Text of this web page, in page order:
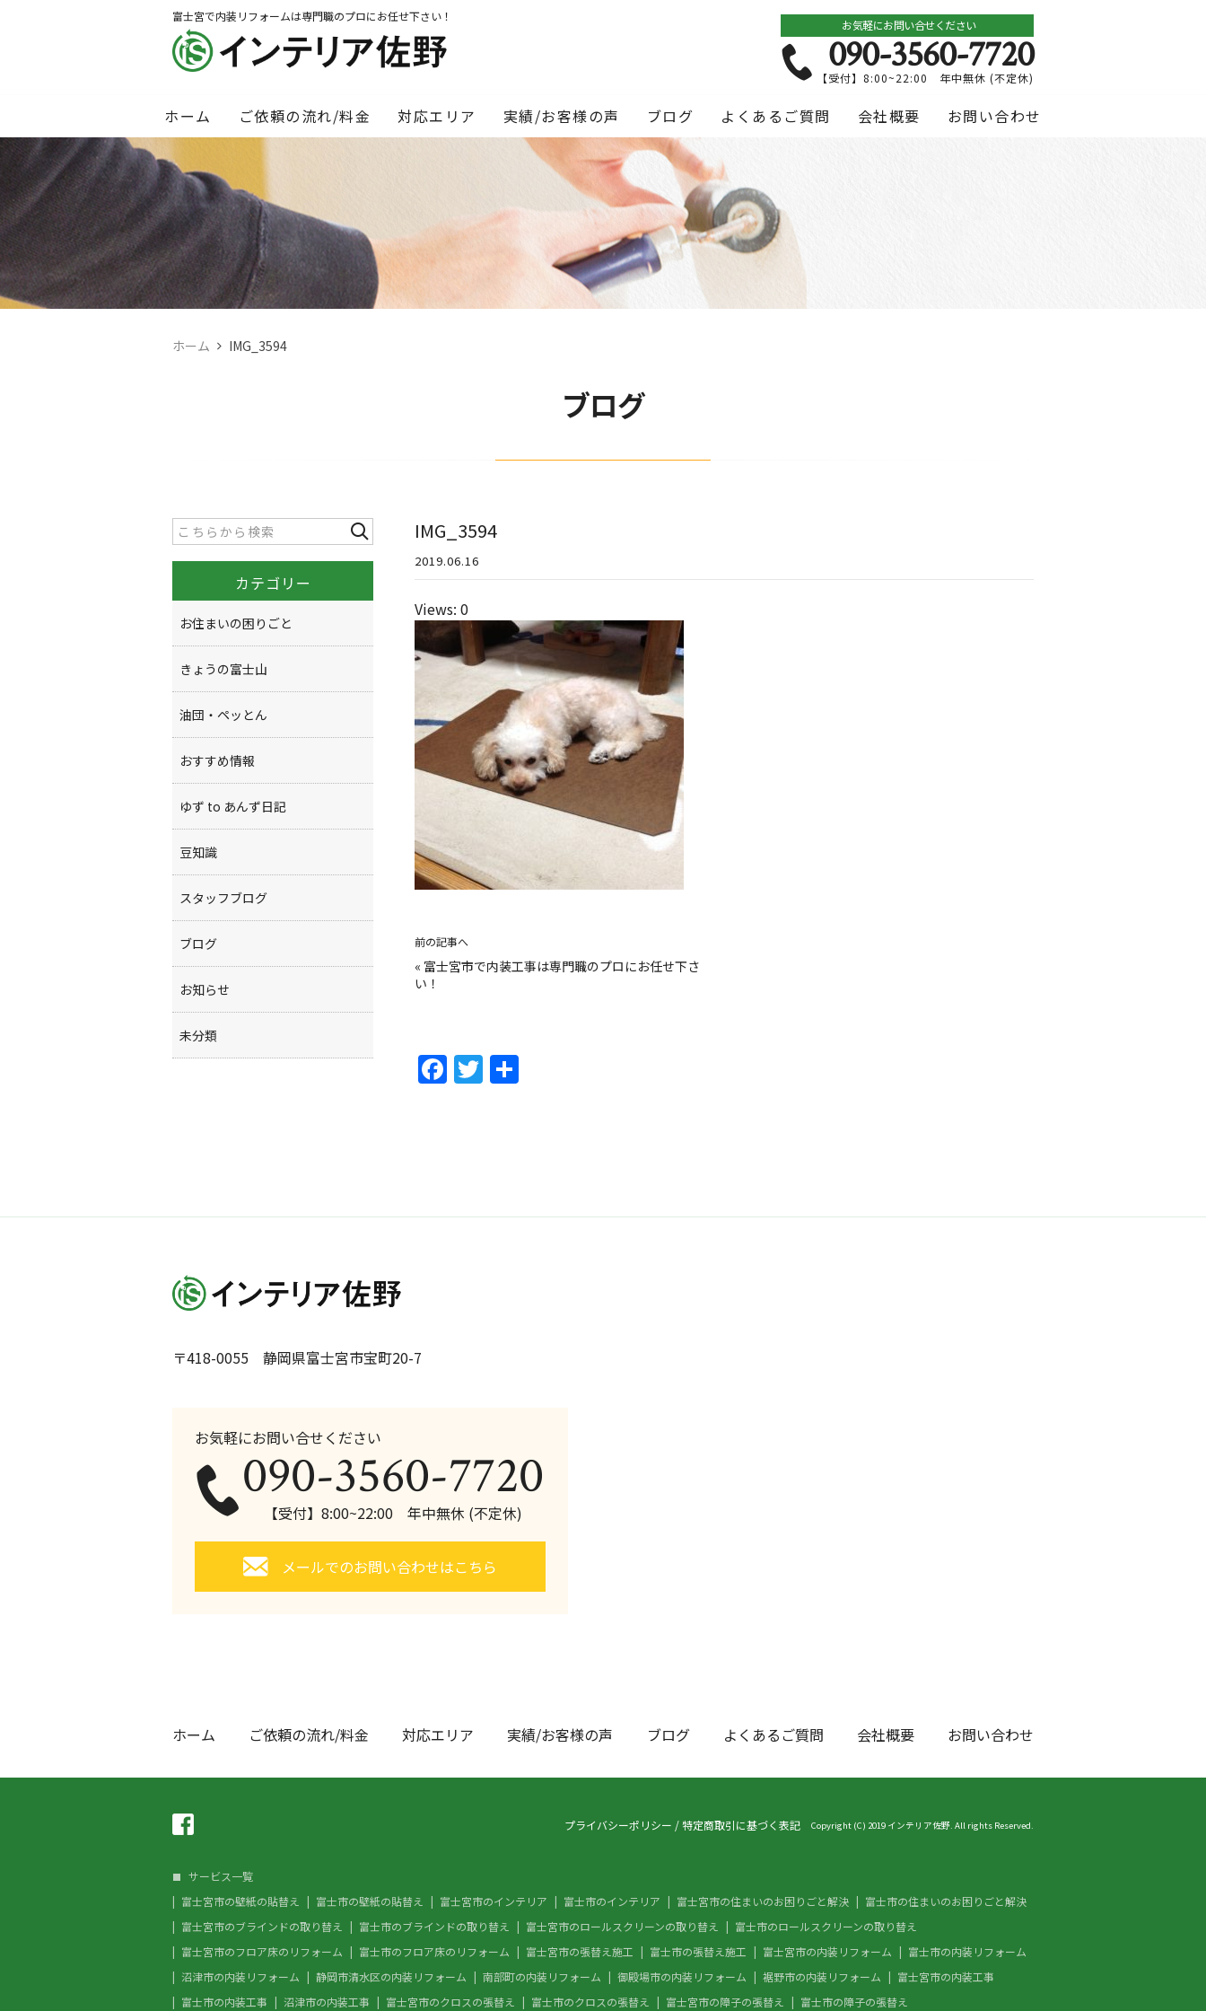
富士宮で内装リフォームは専門職のプロにお任せ下さい！
お気軽にお問い合せください
090-3560-7720
【受付】8:00~22:00 年中無休 (不定休)
ホーム ご依頼の流れ/料金 対応エリア 実績/お客様の声 ブログ よくあるご質問 会社概要 お問い合わせ
ホーム IMG_3594
ブログ
IMG_3594
2019.06.16
Views: 0
前の記事へ
« 富士宮市で内装工事は専門職のプロにお任せ下さ
い！
F
o
T
カテゴリー
お住まいの困りごと
きょうの富士山
油団・ペッとん
おすすめ情報
ゆず to あんず日記
豆知識
スタッフブログ
ブログ
お知らせ
未分類
〒418-0055 静岡県富士宮市宝町20-7
お気軽にお問い合せください
090-3560-7720
【受付】8:00~22:00 年中無休 (不定休)
メールでのお問い合わせはこちら
ホーム ご依頼の流れ/料金 対応エリア 実績/お客様の声 ブログ よくあるご質問 会社概要 お問い合わせ
プライバシーポリシー /特定商取引に基づく表記 Copyright (C) 2019 インテリア佐野. All rights Reserved.
サービス一覧
富士宮市の壁紙の貼替え
富士市の壁紙の貼替え 富士宮市のインテリア 富士市のインテリア 富士宮市の住まいのお困りごと解決
富士市の住まいのお困りごと解決
富士宮市のブラインドの取り替え
富士市のブラインドの取り替え 富士宮市のロールスクリーンの取り替え
富士市のロールスクリーンの取り替え
富士宮市のフロア床のリフォーム
富士市のフロア床のリフォーム 富士宮市の張替え施工 富士市の張替え施工 富士宮市の内装リフォーム
富士市の内装リフォーム
沼津市の内装リフォーム
静岡市清水区の内装リフォーム 南部町の内装リフォーム 御殿場市の内装リフォーム 裾野市の内装リフォーム
富士宮市の内装工事
富士市の内装工事
沼津市の内装工事 富士宮市のクロスの張替え 富士市のクロスの張替え 富士宮市の障子の張替え 富士市の障子の張替え